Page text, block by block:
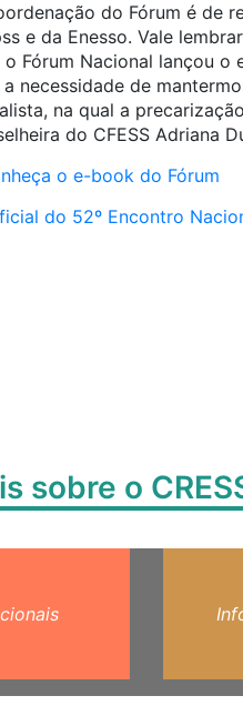
do Fórum é de
e da Enesso. Vale
Fórum Nacional lançou o
necessidade de
na qual a
do CFESS Adriana
o e-book do Fórum
do 52º Encontro
sobre o